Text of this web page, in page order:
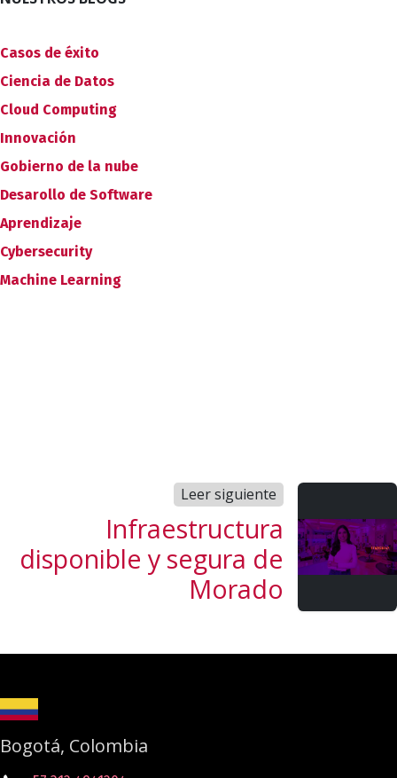
Casos de éxito
Ciencia de Datos
Cloud Computing
Innovación
Gobierno de la nube
Desarollo de Software
Aprendizaje
Cybersecurity
Machine Learning
Leer siguiente
Infraestructura
disponible y segura de
Morado
Bogotá, Colombia